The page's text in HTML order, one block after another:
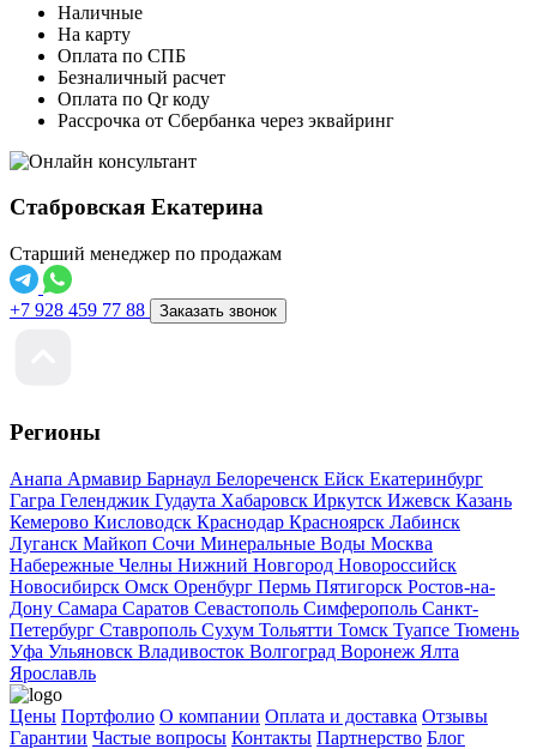
Наличные
На карту
Оплата по СПБ
Безналичный расчет
Оплата по Qr коду
Рассрочка от Сбербанка через эквайринг
Стабровская Екатерина
Старший менеджер по продажам
+7 928 459 77 88 Заказать звонок
Регионы
Анапа Армавир Барнаул Белореченск Ейск Екатеринбург
Гагра Геленджик Гудаута Хабаровск Иркутск Ижевск Казань
Кемерово Кисловодск Краснодар Красноярск Лабинск
Луганск Майкоп Сочи Минеральные Воды Москва
Набережные Челны Нижний Новгород Новороссийск
Новосибирск Омск Оренбург Пермь Пятигорск Ростов-на-
Дону Самара Саратов Севастополь Симферополь Санкт-
Петербург Ставрополь Сухум Тольятти Томск Туапсе Тюмень
Уфа Ульяновск Владивосток Волгоград Воронеж Ялта
Ярославль
Цены Портфолио О компании Оплата и доставка Отзывы
Гарантии Частые вопросы Контакты Партнерство Блог